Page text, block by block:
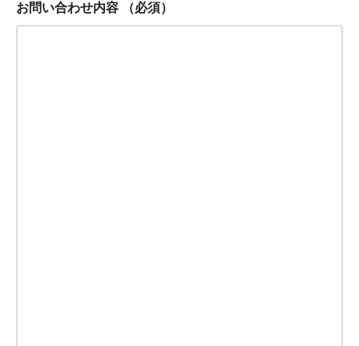
お問い合わせ内容 （必須）